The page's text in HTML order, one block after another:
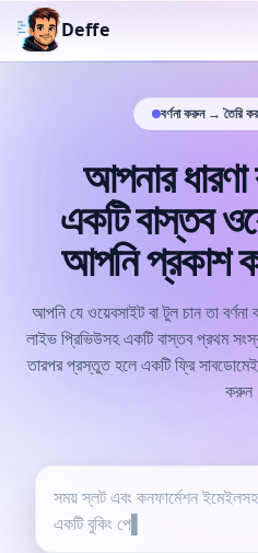
Deffe
বর্ণনা করুন → তৈরি
আপনার
একটি বাস্তব
আপনি প্রকাশ
আপনি যে ওয়েবসাইট বা টুল চান তা
লাইভ প্রিভিউসহ একটি বাস্তব প্রথম
তারপর প্রস্তুত হলে একটি ফ্রি